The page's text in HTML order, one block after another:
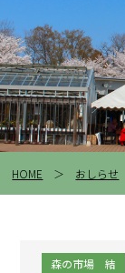
HOME ＞ おしらせ
森の市場 結